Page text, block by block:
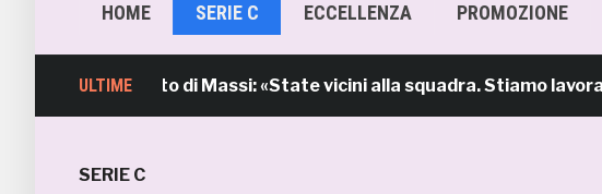
HOME SERIE C ECCELLENZA PROMOZIONE
ULTIME
l’intervento di Massi: «State vicini alla squadra. Stiamo lavorando
SERIE C